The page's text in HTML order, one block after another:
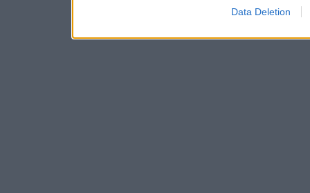
Data Deletion